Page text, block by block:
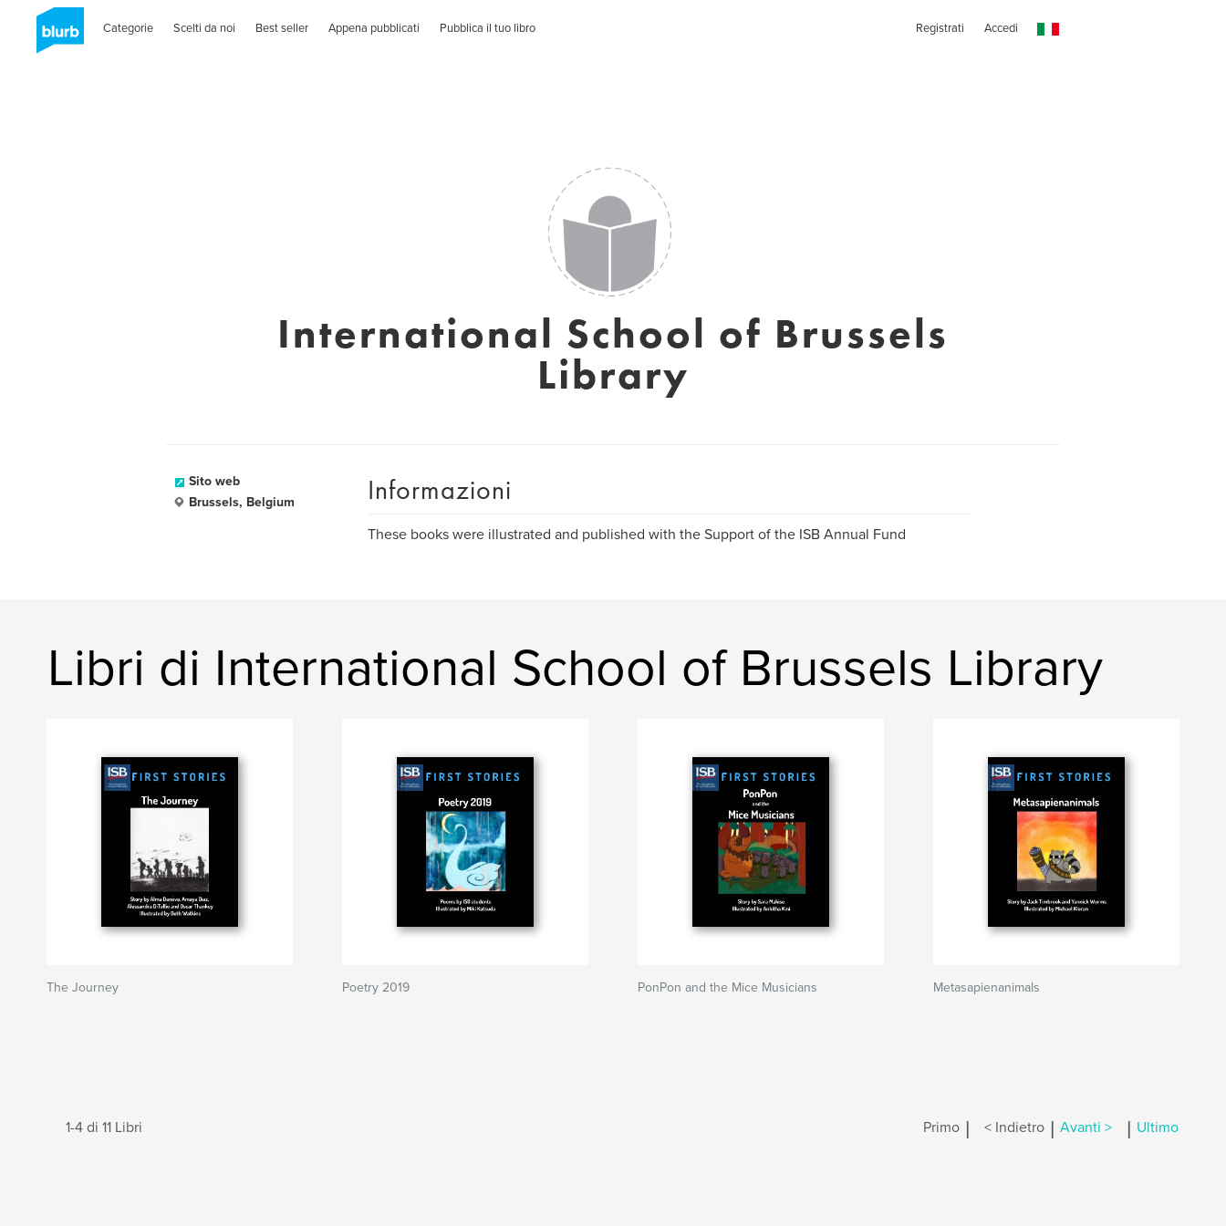
Categorie Scelti da noi Best seller Appena pubblicati Pubblica il tuo libro Registrati Accedi
International School of Brussels
Library
Sito web
Brussels, Belgium
Informazioni
These books were illustrated and published with the Support of the ISB Annual Fund
Libri di International School of Brussels Library
The Journey Poetry 2019 PonPon and the Mice Musicians Metasapienanimals
1-4 di 11 Libri Primo | < Indietro | Avanti > | Ultimo